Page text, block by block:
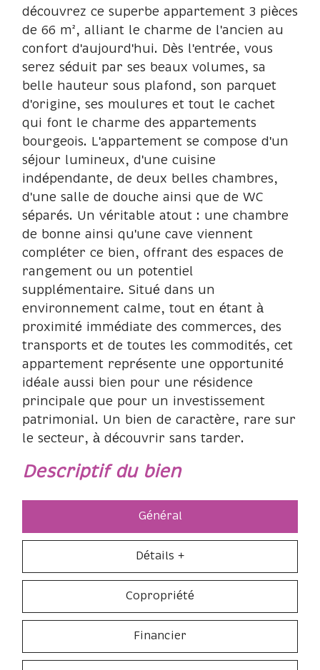
découvrez ce superbe appartement 3 pièces
de 66 m², alliant le charme de l'ancien au
confort d'aujourd'hui. Dès l'entrée, vous
serez séduit par ses beaux volumes, sa
belle hauteur sous plafond, son parquet
d'origine, ses moulures et tout le cachet
qui font le charme des appartements
bourgeois. L'appartement se compose d'un
séjour lumineux, d'une cuisine
indépendante, de deux belles chambres,
d'une salle de douche ainsi que de WC
séparés. Un véritable atout : une chambre
de bonne ainsi qu'une cave viennent
compléter ce bien, offrant des espaces de
rangement ou un potentiel
supplémentaire. Situé dans un
environnement calme, tout en étant à
proximité immédiate des commerces, des
transports et de toutes les commodités, cet
appartement représente une opportunité
idéale aussi bien pour une résidence
principale que pour un investissement
patrimonial. Un bien de caractère, rare sur
le secteur, à découvrir sans tarder.
descriptif du bien
Général
Détails +
Copropriété
Financier